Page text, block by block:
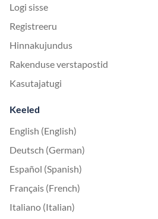
Logi sisse
Registreeru
Hinnakujundus
Rakenduse verstapostid
Kasutajatugi
Keeled
English (English)
Deutsch (German)
Español (Spanish)
Français (French)
Italiano (Italian)